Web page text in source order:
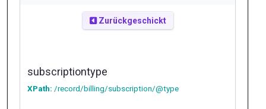
Zurückgeschickt
subscriptiontype
XPath: /record/billing/subscription/@type